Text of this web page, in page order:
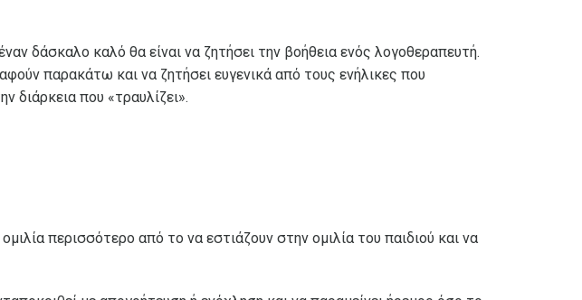
δάσκαλο καλό θα είναι να ζητήσει την βοήθεια ενός λογοθεραπευτή.
παρακάτω και να ζητήσει ευγενικά από τους ενήλικες που
διάρκεια που «τραυλίζει».
περισσότερο από το να εστιάζουν στην ομιλία του παιδιού και να